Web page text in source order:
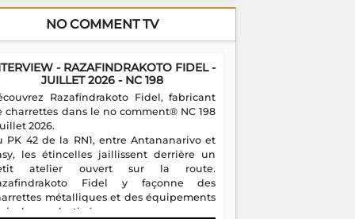
NO COMMENT TV
- RAZAFINDRAKOTO FIDEL -
JUILLET 2026 - NC 198
Razafindrakoto Fidel, fabricant
charrettes dans le no comment® NC 198
2026.
PK 42 de la RN1, entre Antananarivo et
les étincelles jaillissent derrière un
atelier ouvert sur la route.
Fidel y façonne des
métalliques et des équipements
destinés aux campagnes